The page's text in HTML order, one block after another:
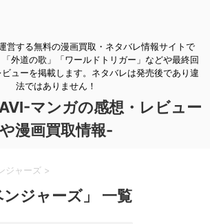
営する無料の漫画買取・ネタバレ情報サイトで
外道の歌」「ワールドトリガー」などや最終回
ューを掲載します。ネタバレは発売後であり違
法ではありません！
マンガの感想・レビュー
や漫画買取情報-
ジャーズ >
ンジャーズ」 一覧